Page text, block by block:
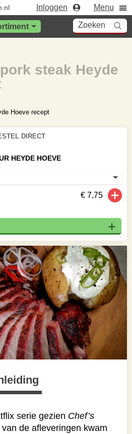
Inloggen Menu
Zoeken
Hoeve recept
steak Heyde
serie gezien Chef’s
van de afleveringen kwam
DIRECT
HEYDE HOEVE
€ 7,75